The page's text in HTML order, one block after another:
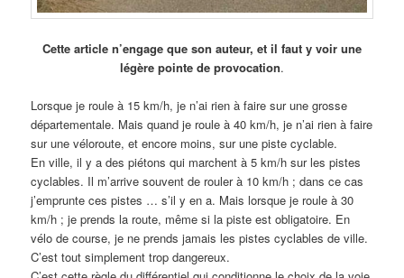
Cette article n’engage que son auteur, et il faut y voir une
légère pointe de provocation.
Lorsque je roule à 15 km/h, je n’ai rien à faire sur une grosse
départementale. Mais quand je roule à 40 km/h, je n’ai rien à faire
sur une véloroute, et encore moins, sur une piste cyclable.
En ville, il y a des piétons qui marchent à 5 km/h sur les pistes
cyclables. Il m’arrive souvent de rouler à 10 km/h ; dans ce cas
j’emprunte ces pistes … s’il y en a. Mais lorsque je roule à 30
km/h ; je prends la route, même si la piste est obligatoire. En
vélo de course, je ne prends jamais les pistes cyclables de ville.
C’est tout simplement trop dangereux.